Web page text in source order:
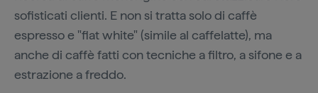
sofisticati clienti. E non si tratta solo di caffè
espresso e "flat white" (simile al caffelatte), ma
anche di caffè fatti con tecniche a filtro, a sifone e a
estrazione a freddo.